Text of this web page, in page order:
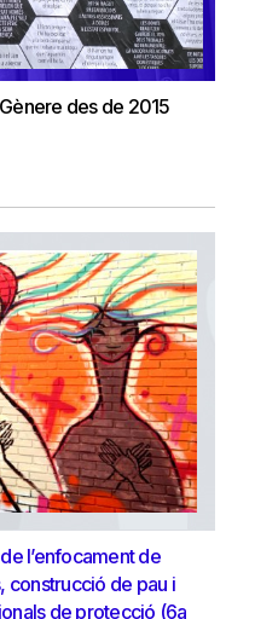
des de 2015
l’enfocament de
construcció de pau i
de protecció (6a